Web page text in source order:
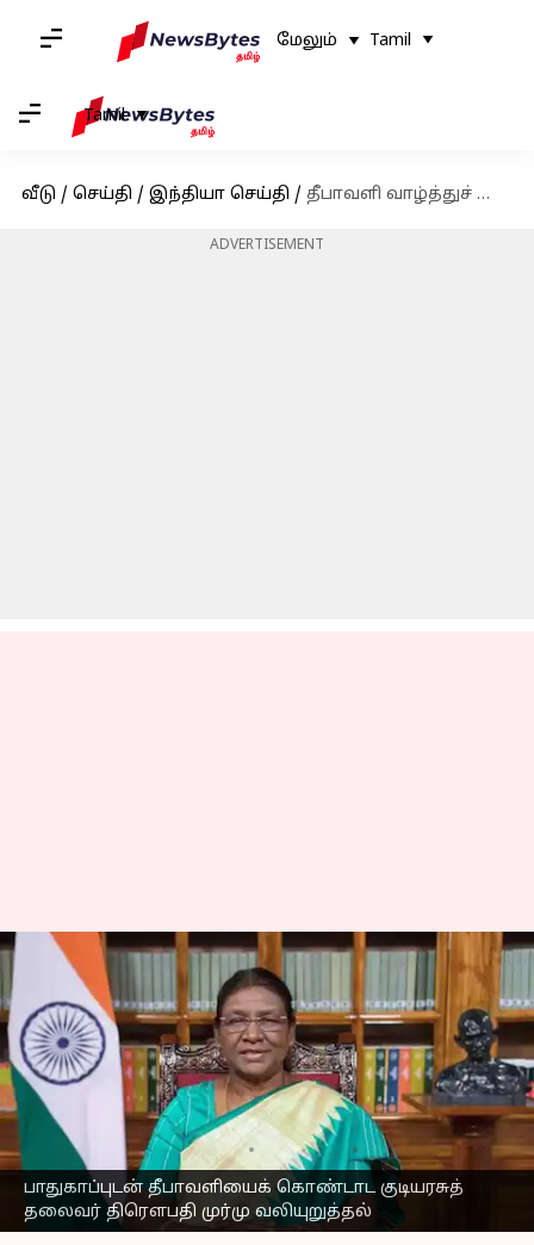
மேலும் Tamil
Tamil
வீடு / செய்தி / இந்தியா செய்தி / தீபாவளி வாழ்த்துச் செய்தி; பாதுகாப்புடன் கொண்டாட குடியரசுத் தலைவர் திரௌபதி முர்மு வலியுறுத்தல்
ADVERTISEMENT
பாதுகாப்புடன் தீபாவளியைக் கொண்டாட குடியரசுத்
தலைவர் திரௌபதி முர்மு வலியுறுத்தல்
தீபாவளி வாழ்த்துச்
செய்தி; பாதுகாப்புடன்
கொண்டாட குடியரசுத்
தலைவர் திரௌபதி முர்மு
வலியுறுத்தல்
எழுதியவர் Sekar Chinnappan Oct 19, 2025 07:01 pm
செய்தி முன்னோட்டம்